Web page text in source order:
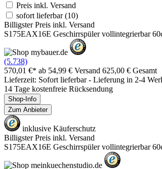
Preis inkl. Versand
sofort lieferbar(10)
Billigster Preis inkl. Versand
S175EAX16E Geschirrspüler vollintegrierbar
(5.738)
570,01 €* ab 54,99 € Versand 625,00 € Gesamt
Lieferzeit: Sofort lieferbar - Lieferung in 2-4
14 Tage kostenfreie Rücksendung
Shop-Info
Zum Anbieter
inklusive Käuferschutz
Billigster Preis inkl. Versand
S175EAX16E Geschirrspüler vollintegrierbar